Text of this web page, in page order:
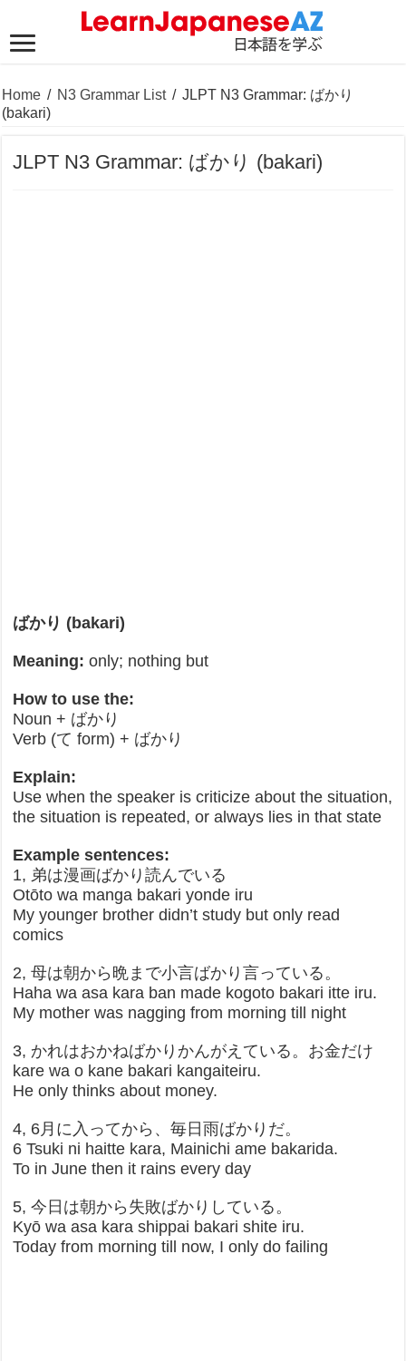
Home / N3 Grammar List / JLPT N3 Grammar: ばかり
(bakari)
JLPT N3 Grammar: ばかり (bakari)
ばかり (bakari)
Meaning: only; nothing but
How to use the:
Noun + ばかり
Verb (て form) + ばかり
Explain:
Use when the speaker is criticize about the situation,
the situation is repeated, or always lies in that state
Example sentences:
1, 弟は漫画ばかり読んでいる
Otōto wa manga bakari yonde iru
My younger brother didn’t study but only read
comics
2, 母は朝から晩まで小言ばかり言っている。
Haha wa asa kara ban made kogoto bakari itte iru.
My mother was nagging from morning till night
3, かれはおかねばかりかんがえている。お金だけ
kare wa o kane bakari kangaiteiru.
He only thinks about money.
4, 6月に入ってから、毎日雨ばかりだ。
6 Tsuki ni haitte kara, Mainichi ame bakarida.
To in June then it rains every day
5, 今日は朝から失敗ばかりしている。
Kyō wa asa kara shippai bakari shite iru.
Today from morning till now, I only do failing